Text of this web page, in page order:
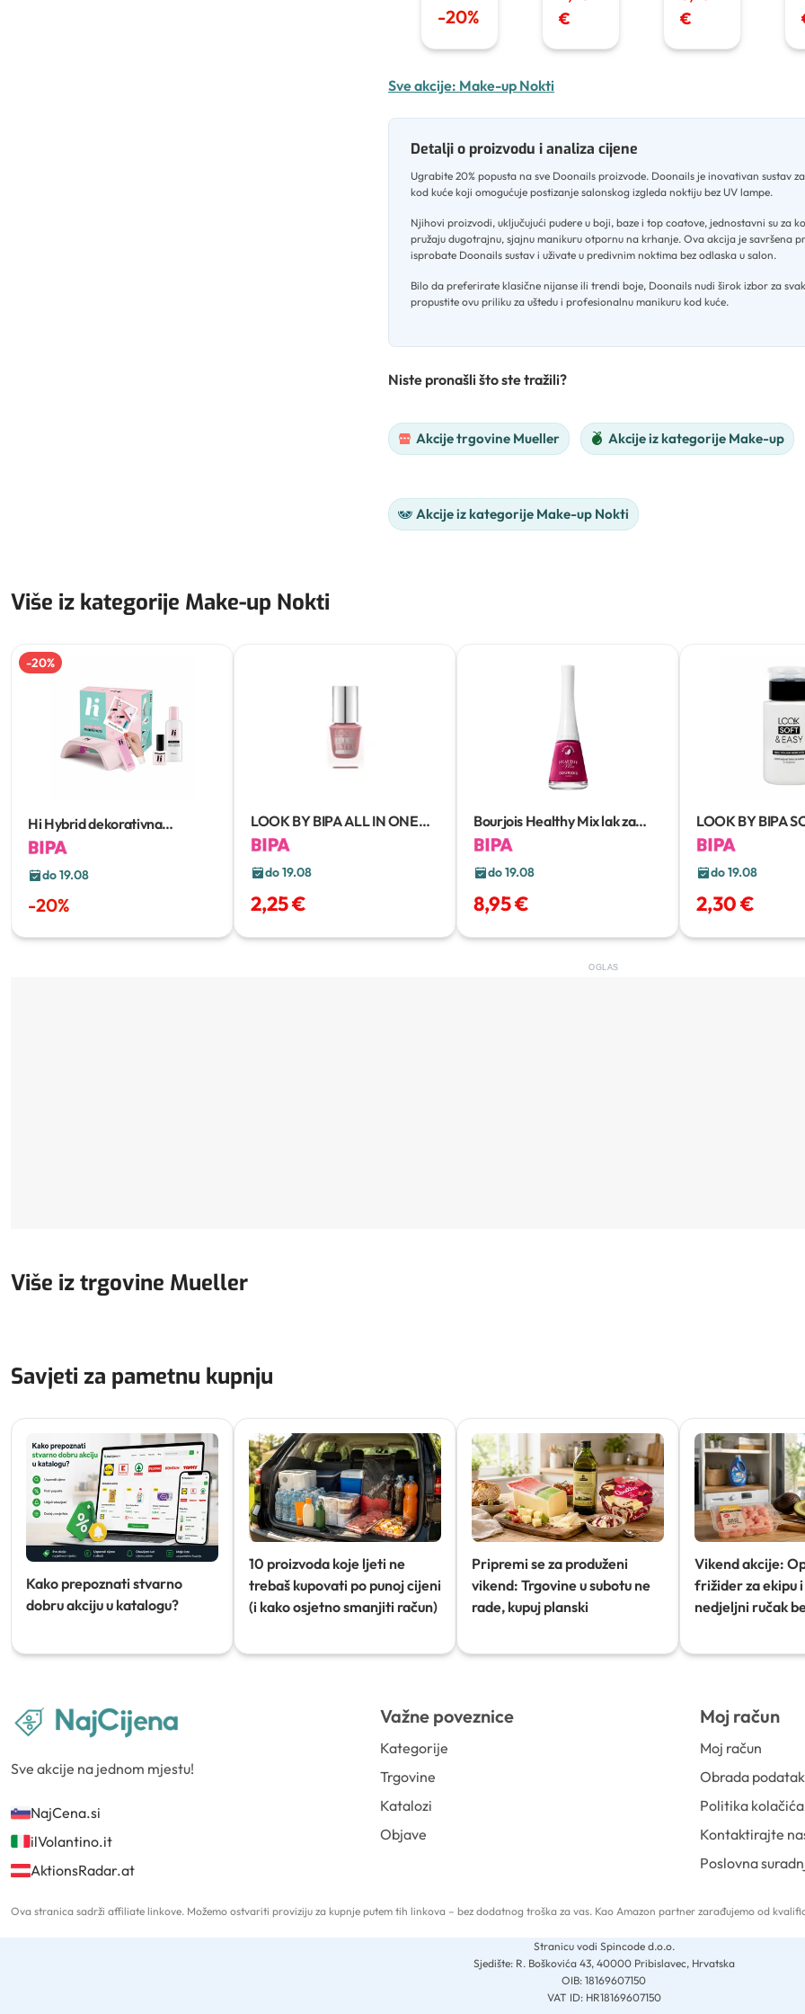
-20%
€
€
Sve akcije: Make-up Nokti
Detalji o proizvodu i analiza cijene
Ugrabite 20% popusta na sve Doonails proizvode. Doonails je inovativan sustav
kod kuće koji omogućuje postizanje salonskog izgleda noktiju bez UV lampe.
Njihovi proizvodi, uključujući pudere u boji, baze i top coatove, jednostavni su za
pružaju dugotrajnu, sjajnu manikuru otpornu na krhanje. Ova akcija je savršena
isprobate Doonails sustav i uživate u predivnim noktima bez odlaska u salon.
Bilo da preferirate klasične nijanse ili trendi boje, Doonails nudi širok izbor za
propustite ovu priliku za uštedu i profesionalnu manikuru kod kuće.
Niste pronašli što ste tražili?
Akcije trgovine Mueller Akcije iz kategorije Make-up
Akcije iz kategorije Make-up Nokti
Više iz kategorije Make-up Nokti
-20%
Hi Hybrid dekorativna
kozmetika
do 19.08
-20%
LOOK BY BIPA ALL IN ONE
STEP Lak za nokte
do 19.08
2,25 €
Bourjois Healthy Mix lak za
nokte
do 19.08
8,95 €
LOOK BY BIPA
Odstranjivač laka
do 19.08
2,30 €
OGLAS
Više iz trgovine Mueller
Savjeti za pametnu kupnju
Kako prepoznati stvarno
dobru akciju u katalogu?
10 proizvoda koje ljeti ne
trebaš kupovati po punoj cijeni
(i kako osjetno smanjiti račun)
Pripremi se za produženi
vikend: Trgovine u subotu ne
rade, kupuj planski
Vikend akcije:
frižider za ekipu
nedjeljni ručak
Sve akcije na jednom mjestu!
NajCena.si
ilVolantino.it
AktionsRadar.at
Važne poveznice
Kategorije
Trgovine
Katalozi
Objave
Moj račun
Moj račun
Obrada
Politika kolačića
Kontaktirajte
Poslovna
Ova stranica sadrži affiliate linkove. Možemo ostvariti proviziju za kupnje putem tih linkova – bez dodatnog troška za vas. Kao Amazon partner zarađujemo od
Stranicu vodi Spincode d.o.o.
Sjedište: R. Boškovića 43, 40000 Pribislavec, Hrvatska
OIB: 18169607150
VAT ID: HR18169607150